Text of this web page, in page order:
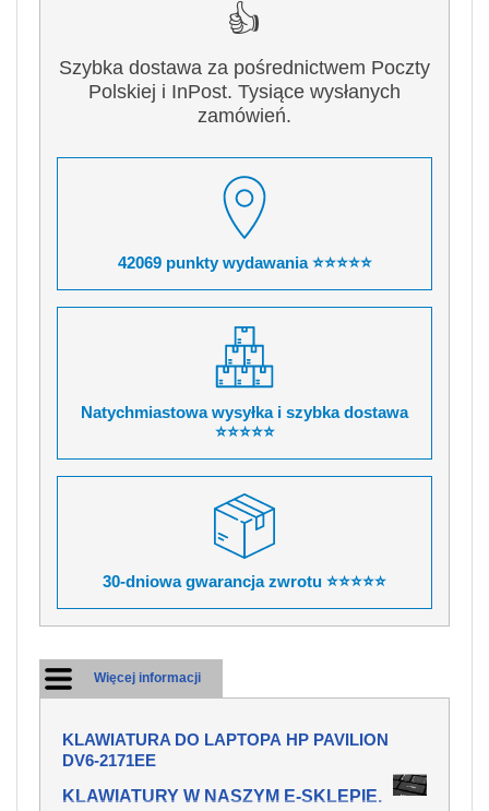
👍
Szybka dostawa za pośrednictwem Poczty
Polskiej i InPost. Tysiące wysłanych
zamówień.
42069 punkty wydawania ⭐⭐⭐⭐⭐
Natychmiastowa wysyłka i szybka dostawa
⭐⭐⭐⭐⭐
30-dniowa gwarancja zwrotu ⭐⭐⭐⭐⭐
Więcej informacji
KLAWIATURA DO LAPTOPA HP PAVILION
DV6-2171EE
KLAWIATURY W NASZYM E-SKLEPIE.